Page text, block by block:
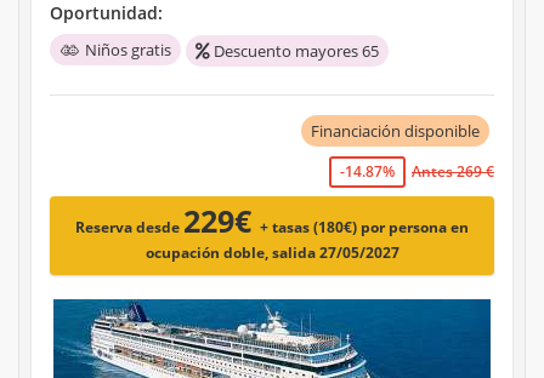
Oportunidad:
Niños gratis Descuento mayores 65
Financiación disponible
-14.87% Antes 269 €
Reserva desde 229€ + tasas (180€) por persona en
ocupación doble, salida 27/05/2027